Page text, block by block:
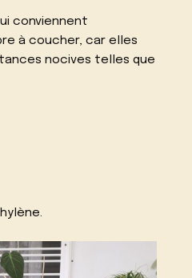
conviennent
à coucher, car elles
nocives telles que